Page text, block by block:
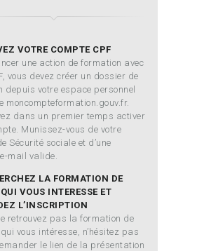
VOTRE COMPTE CPF
une action de formation avec
vous devez créer un dossier de
depuis votre espace personnel
moncompteformation.gouv.fr.
dans un premier temps activer
Munissez-vous de votre
Sécurité sociale et d’une
mail valide.
LA FORMATION DE
VOUS INTERESSE ET
L’INSCRIPTION
retrouvez pas la formation de
qui vous intéresse, n’hésitez pas
le lien de la présentation